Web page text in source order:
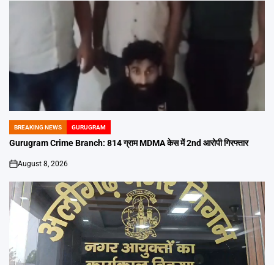
POSTED
IN
BREAKING NEWS GURUGRAM
Gurugram Crime Branch: 814 ग्राम MDMA केस में 2nd आरोपी गिरफ्तार
on
August 8, 2026